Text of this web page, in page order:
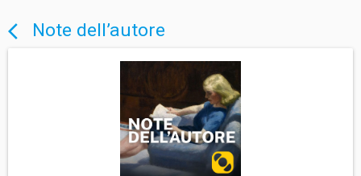
arrow_back_ios Note dell’autore